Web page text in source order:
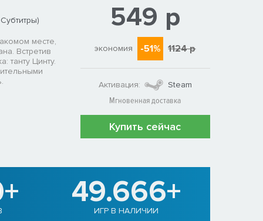
месте,
Встретив
танту Цинту.
549 р
экономия -51% 1124 р
Активация:
Steam
Мгновенная доставка
Купить сейчас
49.666+
ИГР В НАЛИЧИИ